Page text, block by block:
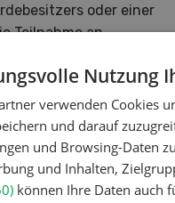
oder einer
Teilnahme an
als Sonderrisiko in die
Nutzung
verwenden Cookies
und darauf
und Browsing-Daten
und Inhalten,
können Ihre Daten auch